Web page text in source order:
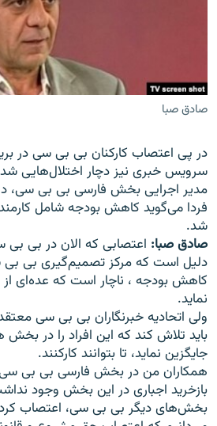
زبان‌های دیگر
صادق صبا
در پی اعتصاب کارکنان بی بی سی در
سرويس خبری نيز دچار اختلال‌هايی
مدير اجرايی بخش فارسی بی بی سی،
فردا می‌گويد کاهش بودجه شامل
شد.
صادق صبا: اعتصابی که الان در بی بی
دليل است که مرکز تصميم‌گيری بی بی
کاهش بودجه ، ناچار است که عده‌ای از
نمايد.
ولی اتحاديه خبرنگاران بی بی سی
بايد تلاش کند که اين افراد را در
جايگزين نمايد، تا بتوانند کارکنند.
همکاران من در بخش فارسی بی بی
بازخريد اجباری در اين بخش وجود
بخش‌های ديگر بی بی سی، اعتصاب